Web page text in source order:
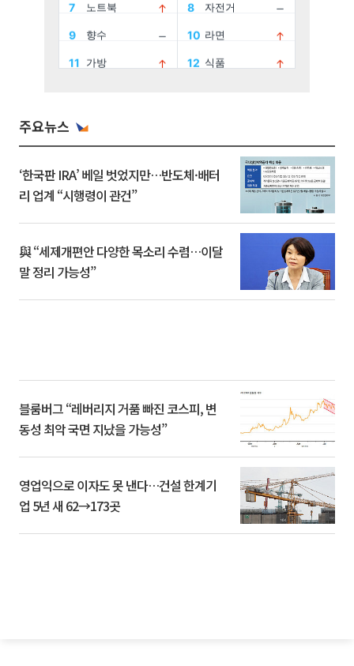
주요뉴스
‘한국판 IRA’ 베일 벗었지만…반도체·배터
리 업계 “시행령이 관건”
與 “세제개편안 다양한 목소리 수렴…이달
말 정리 가능성”
블룸버그 “레버리지 거품 빠진 코스피, 변
동성 최악 국면 지났을 가능성”
영업익으로 이자도 못 낸다…건설 한계기
업 5년 새 62→173곳